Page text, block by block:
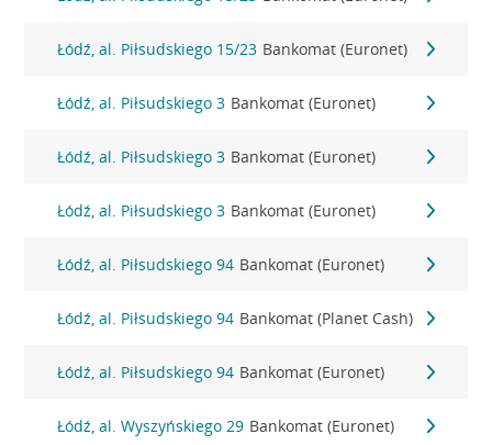
Łódź, al. Piłsudskiego 15/23 Bankomat (Euronet)
Łódź, al. Piłsudskiego 3 Bankomat (Euronet)
Łódź, al. Piłsudskiego 3 Bankomat (Euronet)
Łódź, al. Piłsudskiego 3 Bankomat (Euronet)
Łódź, al. Piłsudskiego 94 Bankomat (Euronet)
Łódź, al. Piłsudskiego 94 Bankomat (Planet Cash)
Łódź, al. Piłsudskiego 94 Bankomat (Euronet)
Łódź, al. Wyszyńskiego 29 Bankomat (Euronet)